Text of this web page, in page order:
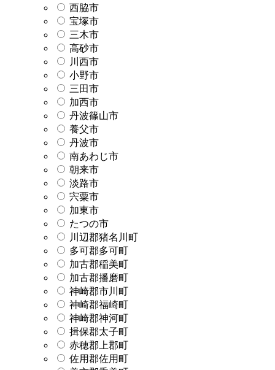
西脇市
宝塚市
三木市
高砂市
川西市
小野市
三田市
加西市
丹波篠山市
養父市
丹波市
南あわじ市
朝来市
淡路市
宍粟市
加東市
たつの市
川辺郡猪名川町
多可郡多可町
加古郡稲美町
加古郡播磨町
神崎郡市川町
神崎郡福崎町
神崎郡神河町
揖保郡太子町
赤穂郡上郡町
佐用郡佐用町